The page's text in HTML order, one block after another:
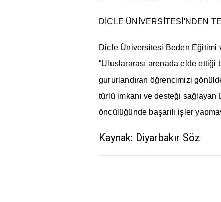
DİCLE ÜNİVERSİTESİ'NDEN
Dicle Üniversitesi Beden Eğitimi
“Uluslararası arenada elde
gururlandıran öğrencimizi
türlü imkanı ve desteği sağlayan
öncülüğünde başarılı işler
Kaynak: Diyarbakır Söz